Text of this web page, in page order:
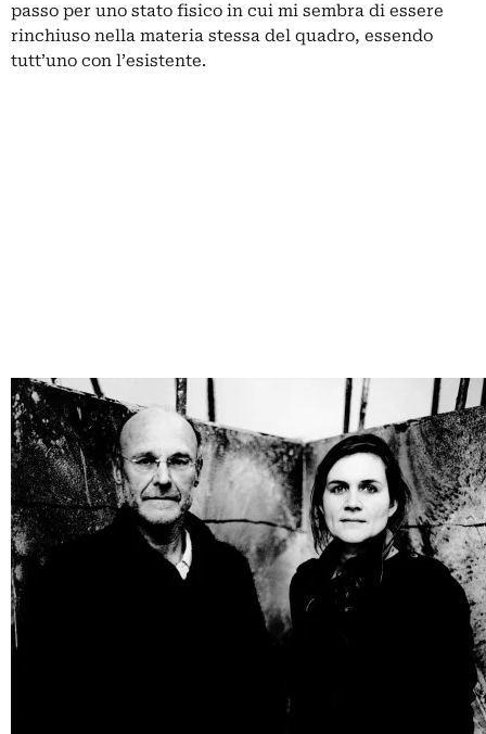
passo per uno stato fisico in cui mi sembra di essere
rinchiuso nella materia stessa del quadro, essendo
tutt’uno con l’esistente.